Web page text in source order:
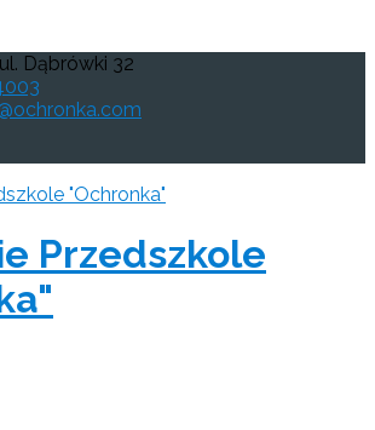
Dąbrówki 32
Przedszkole